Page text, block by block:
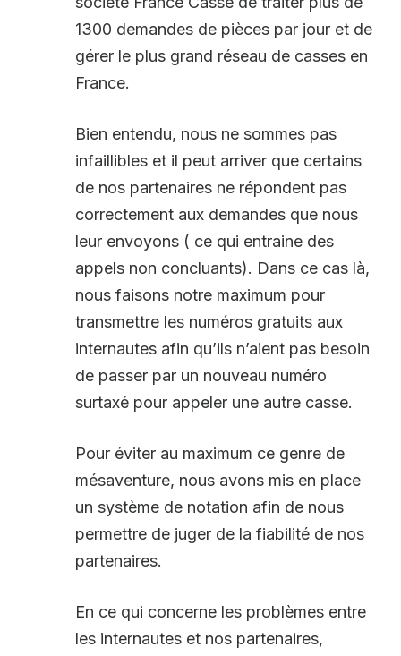
1300 demandes de pièces par jour et de
gérer le plus grand réseau de casses en
France.
Bien entendu, nous ne sommes pas
infaillibles et il peut arriver que certains
de nos partenaires ne répondent pas
correctement aux demandes que nous
leur envoyons ( ce qui entraine des
appels non concluants). Dans ce cas là,
nous faisons notre maximum pour
transmettre les numéros gratuits aux
internautes afin qu’ils n’aient pas besoin
de passer par un nouveau numéro
surtaxé pour appeler une autre casse.
Pour éviter au maximum ce genre de
mésaventure, nous avons mis en place
un système de notation afin de nous
permettre de juger de la fiabilité de nos
partenaires.
En ce qui concerne les problèmes entre
les internautes et nos partenaires,